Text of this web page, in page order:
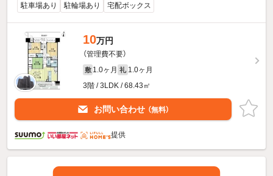
駐車場あり 駐輪場あり 宅配ボックス
10万円
（管理費不要）
敷 1.0ヶ月 礼 1.0ヶ月
3階 / 3LDK / 68.43㎡
お問い合わせ （無料）
提供